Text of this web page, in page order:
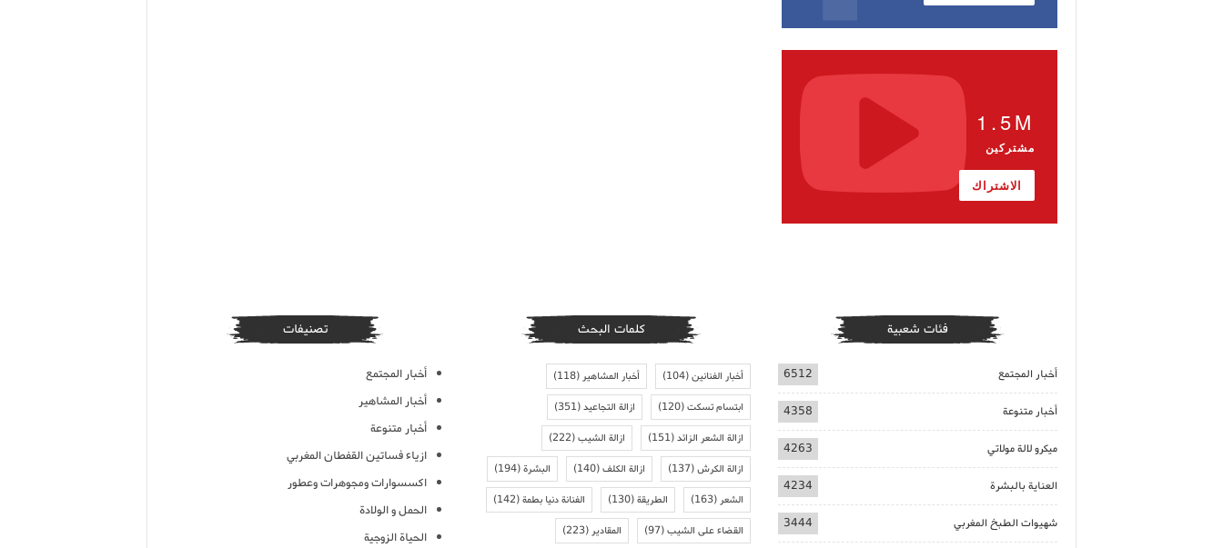
1.5M
مشتركين
الاشتراك
فئات شعبية
أخبار المجتمع 6512
أخبار متنوعة 4358
ميكرو لالة مولاتي 4263
العناية بالبشرة 4234
شهيوات الطبخ المغربي 3444
كلمات البحث
أخبار الفنانين(104) أخبار المشاهير(118)
ابتسام تسكت(120) ازالة التجاعيد(351)
ازالة الشعر الزائد(151) ازالة الشيب(222)
ازالة الكرش(137) ازالة الكلف(140) البشرة(194)
الشعر(163) الطريقة(130) الفنانة دنيا بطمة(142)
القضاء على الشيب(97) المقادير(223)
تصنيفات
أخبار المجتمع
أخبار المشاهير
أخبار متنوعة
ازياء فساتين القفطان المغربي
اكسسوارات ومجوهرات وعطور
الحمل و الولادة
الحياة الزوجية